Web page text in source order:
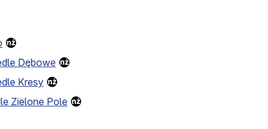
Dębowe
Kresy
Zielone Pole